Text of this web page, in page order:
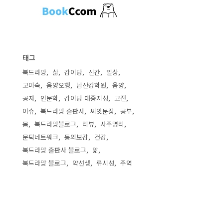
태그
북드라망 삶 감이당 신간
일상
고미숙
음양오행 남산강학원
음양
공자
인문학 감이당 대중지성
고전
이슈
북드라망 출판사 씨앗문장
공부
몸
북드라망블로그 리뷰
사주명리
문탁네트워크
동의보감
건강
북드라망 출판사 블로그
앎
북드라망 블로그
약선생 류시성 주역